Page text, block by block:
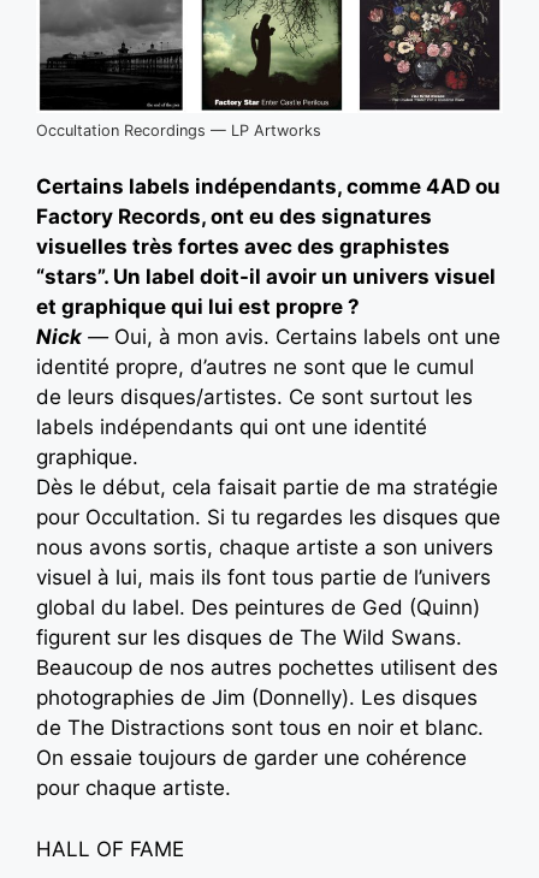
Occultation Recordings — LP Artworks
Certains labels indépendants, comme 4AD ou
Factory Records, ont eu des signatures
visuelles très fortes avec des graphistes
“stars”. Un label doit-il avoir un univers visuel
et graphique qui lui est propre ?
Nick —Oui, à mon avis. Certains labels ont une
identité propre, d’autres ne sont que le cumul
de leurs disques/artistes. Ce sont surtout les
labels indépendants qui ont une identité
graphique.
Dès le début, cela faisait partie de ma stratégie
pour Occultation. Si tu regardes les disques que
nous avons sortis, chaque artiste a son univers
visuel à lui, mais ils font tous partie de l’univers
global du label. Des peintures de Ged (Quinn)
figurent sur les disques de The Wild Swans.
Beaucoup de nos autres pochettes utilisent des
photographies de Jim (Donnelly). Les disques
de The Distractions sont tous en noir et blanc.
On essaie toujours de garder une cohérence
pour chaque artiste.
HALL OF FAME